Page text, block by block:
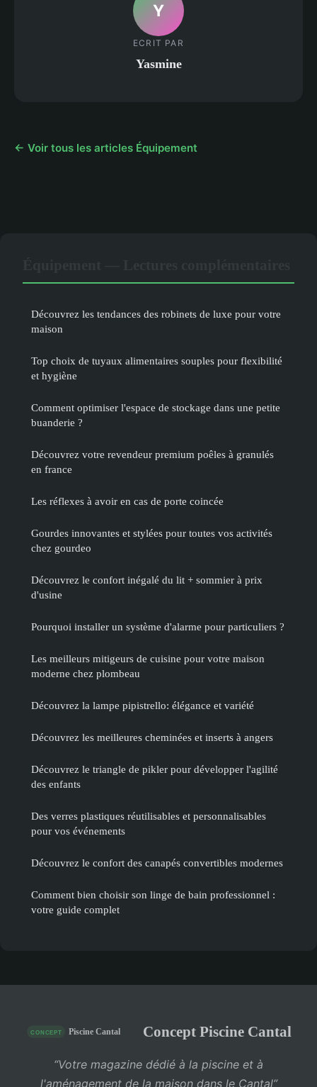
Y
ECRIT PAR
Yasmine
← Voir tous les articles Équipement
Découvrez les tendances des robinets de luxe pour votre
maison
Top choix de tuyaux alimentaires souples pour flexibilité
et hygiène
Comment optimiser l'espace de stockage dans une petite
buanderie ?
Découvrez votre revendeur premium poêles à granulés
en france
Les réflexes à avoir en cas de porte coincée
Gourdes innovantes et stylées pour toutes vos activités
chez gourdeo
Découvrez le confort inégalé du lit + sommier à prix
d'usine
Pourquoi installer un système d'alarme pour particuliers ?
Les meilleurs mitigeurs de cuisine pour votre maison
moderne chez plombeau
Découvrez la lampe pipistrello: élégance et variété
Découvrez les meilleures cheminées et inserts à angers
Découvrez le triangle de pikler pour développer l'agilité
des enfants
Des verres plastiques réutilisables et personnalisables
pour vos événements
Découvrez le confort des canapés convertibles modernes
Comment bien choisir son linge de bain professionnel :
votre guide complet
Concept Piscine Cantal
“Votre magazine dédié à la piscine et à
l'aménagement de la maison dans le Cantal”